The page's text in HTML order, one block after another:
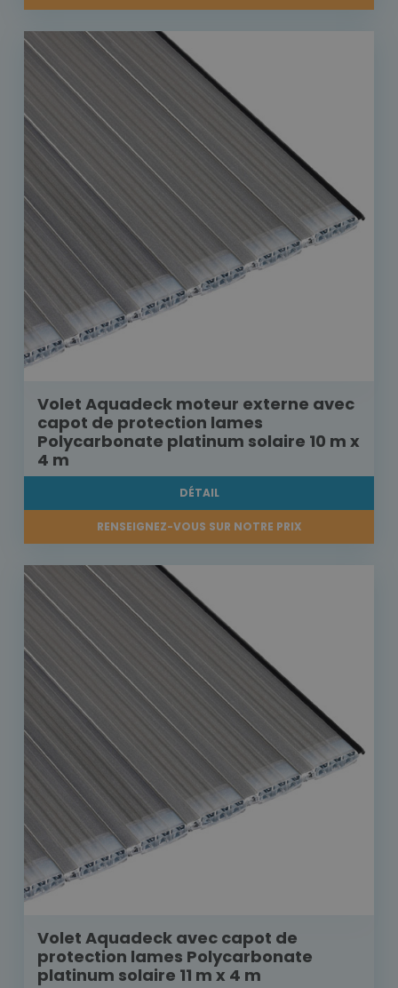
Volet Aquadeck moteur externe avec
capot de protection lames
Polycarbonate platinum solaire 10 m x
4 m
DÉTAIL
RENSEIGNEZ-VOUS SUR NOTRE PRIX
Volet Aquadeck avec capot de
protection lames Polycarbonate
platinum solaire 11 m x 4 m